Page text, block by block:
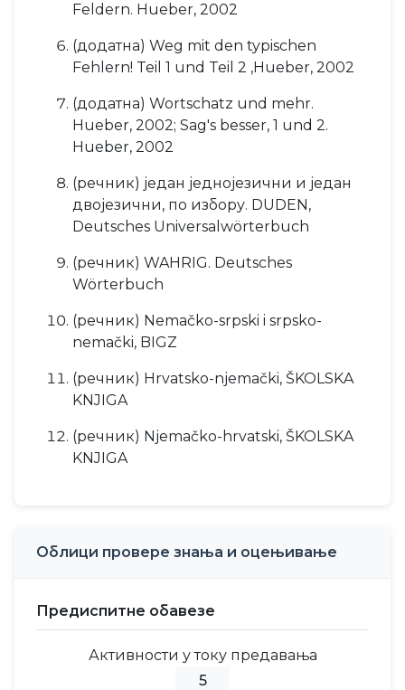
Feldern. Hueber, 2002
(додатна) Weg mit den typischen
Fehlern! Teil 1 und Teil 2 ,Hueber, 2002
(додатна) Wortschatz und mehr.
Hueber, 2002; Sag's besser, 1 und 2.
Hueber, 2002
(речник) један једнојезични и један
двојезични, по избору. DUDEN,
Deutsches Universalwörterbuch
(речник) WAHRIG. Deutsches
Wörterbuch
(речник) Nemačko-srpski i srpsko-
nemački, BIGZ
(речник) Hrvatsko-njemački, ŠKOLSKA
KNJIGA
(речник) Njemačko-hrvatski, ŠKOLSKA
KNJIGA
Облици провере знања и оцењивање
Предиспитне обавезе
Активности у току предавања
5